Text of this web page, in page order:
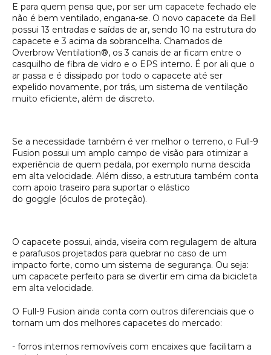
E para quem pensa que, por ser um capacete fechado ele
não é bem ventilado, engana-se. O novo capacete da Bell
possui 13 entradas e saídas de ar, sendo 10 na estrutura do
capacete e 3 acima da sobrancelha. Chamados de
Overbrow Ventilation®, os 3 canais de ar ficam entre o
casquilho de fibra de vidro e o EPS interno. É por ali que o
ar passa e é dissipado por todo o capacete até ser
expelido novamente, por trás, um sistema de ventilação
muito eficiente, além de discreto.
Se a necessidade também é ver melhor o terreno, o Full-9
Fusion possui um amplo campo de visão para otimizar a
experiência de quem pedala, por exemplo numa descida
em alta velocidade. Além disso, a estrutura também conta
com apoio traseiro para suportar o elástico
do goggle (óculos de proteção).
O capacete possui, ainda, viseira com regulagem de altura
e parafusos projetados para quebrar no caso de um
impacto forte, como um sistema de segurança. Ou seja:
um capacete perfeito para se divertir em cima da bicicleta
em alta velocidade.
O Full-9 Fusion ainda conta com outros diferenciais que o
tornam um dos melhores capacetes do mercado:
- forros internos removíveis com encaixes que facilitam a